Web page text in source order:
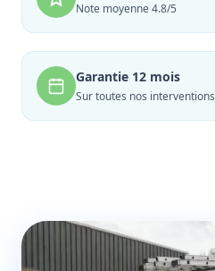
Note moyenne 4.8/5
Garantie 12 mois
Sur toutes nos interventions